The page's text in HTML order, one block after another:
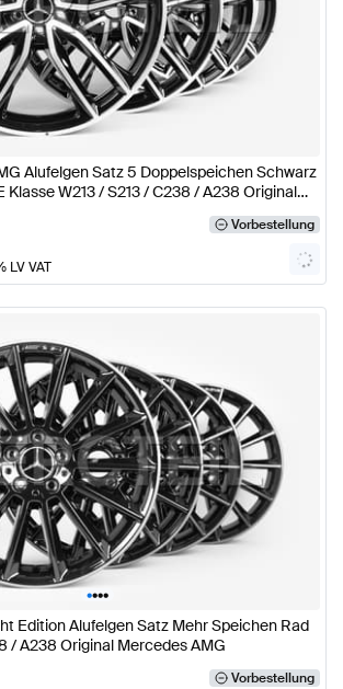
Alufelgen Satz 5 Doppelspeichen Schwarz
Klasse W213 / S213 / C238 / A238 Original
Vorbestellung
LV VAT
••••
Edition Alufelgen Satz Mehr Speichen Rad
/ A238 Original Mercedes AMG
Vorbestellung